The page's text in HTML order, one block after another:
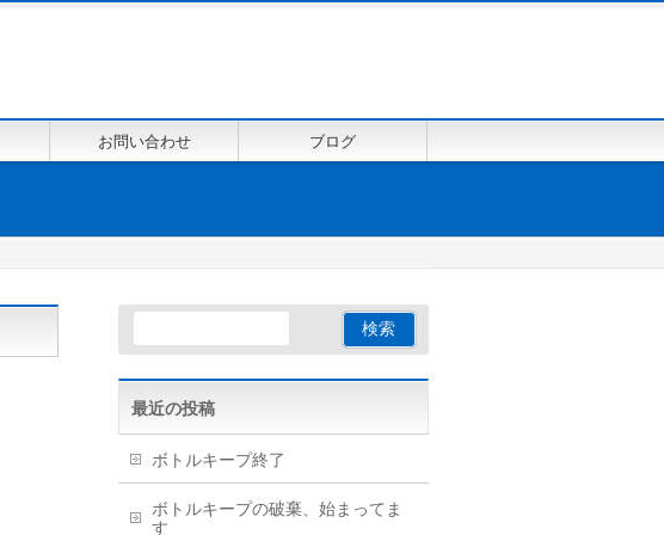
お問い合わせ ブログ
最近の投稿
ボトルキープ終了
ボトルキープの破棄、始まってま
す